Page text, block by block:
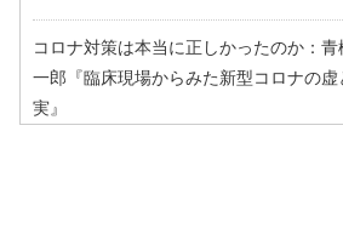
コロナ対策は本当に正しかったのか：青
一郎『臨床現場からみた新型コロナの虚
実』